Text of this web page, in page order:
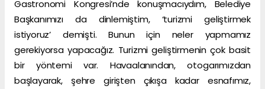
Gastronomi Kongresi’nde konuşmacıydım, Belediye
Başkanımızı da dinlemiştim, ‘turizmi geliştirmek
istiyoruz’ demişti. Bunun için neler yapmamız
gerekiyorsa yapacağız. Turizmi geliştirmenin çok basit
bir yöntemi var. Havaalanından, otogarımızdan
başlayarak, şehre girişten çıkışa kadar esnafımız,